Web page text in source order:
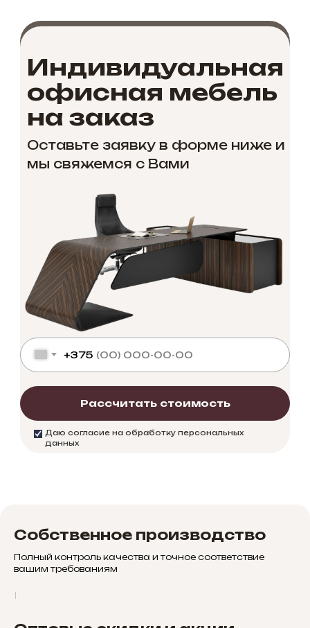
Оставьте заявку в форме ниже и
мы свяжемся с Вами
Даю согласие на обработку персональных
данных
+375
Рассчитать стоимость
Индивидуальная
офисная мебель
на заказ
Собственное производство
Полный контроль качества и точное соответствие
вашим требованиям